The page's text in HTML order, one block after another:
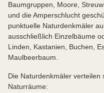
Baumgruppen, Moore,
und die Amperschlucht
punktuelle Naturdenkmäler
ausschließlich Einzelbäume
Linden, Kastanien, Buchen,
Maulbeerbaum.
Die Naturdenkmäler verteilen
Naturräume: